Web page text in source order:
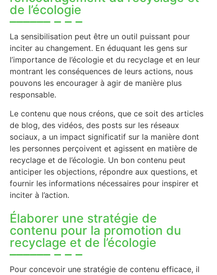
de l’écologie
La sensibilisation peut être un outil puissant pour
inciter au changement. En éduquant les gens sur
l’importance de l’écologie et du recyclage et en leur
montrant les conséquences de leurs actions, nous
pouvons les encourager à agir de manière plus
responsable.
Le contenu que nous créons, que ce soit des articles
de blog, des vidéos, des posts sur les réseaux
sociaux, a un impact significatif sur la manière dont
les personnes perçoivent et agissent en matière de
recyclage et de l’écologie. Un bon contenu peut
anticiper les objections, répondre aux questions, et
fournir les informations nécessaires pour inspirer et
inciter à l’action.
Élaborer une stratégie de
contenu pour la promotion du
recyclage et de l’écologie
Pour concevoir une stratégie de contenu efficace, il